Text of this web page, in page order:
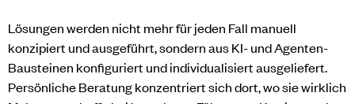
Lösungen werden nicht mehr für jeden Fall manuell
konzipiert und ausgeführt, sondern aus KI- und Agenten-
Bausteinen konfiguriert und individualisiert ausgeliefert.
Persönliche Beratung konzentriert sich dort, wo sie wirklich